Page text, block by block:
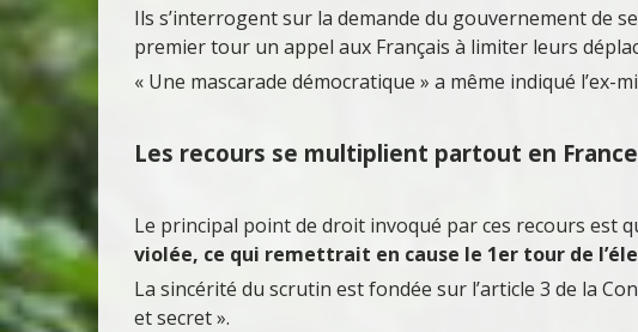
Ils s’interrogent sur la demande du gouvernement de
premier tour un appel aux Français à limiter leurs
« Une mascarade démocratique » a même indiqué l’ex-
Les recours se multiplient partout en France
Le principal point de droit invoqué par ces recours est
violée, ce qui remettrait en cause le 1er tour de
La sincérité du scrutin est fondée sur l’article 3 de la
et secret ».